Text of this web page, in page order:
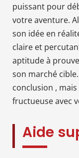
puissant pour
votre aventure.
son idée en
claire et
aptitude à
son marché
conclusion ,
fructueuse avec
Aide